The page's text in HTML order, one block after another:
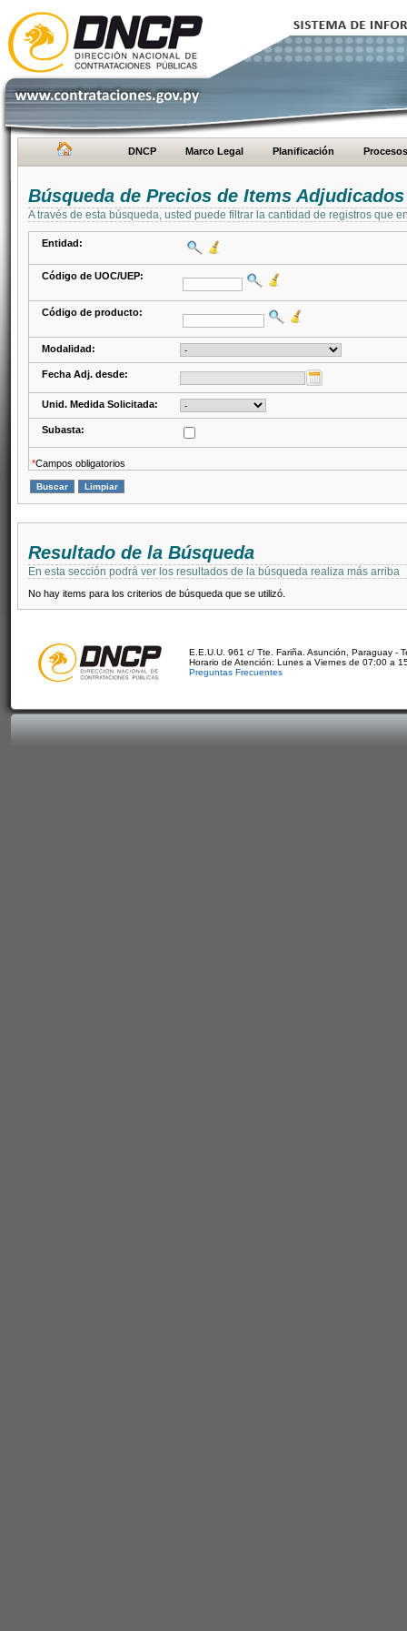
DNCP Marco Legal Planificación Procesos
Búsqueda de Precios de Items Adjudicados
A través de esta búsqueda, usted puede filtrar la cantidad de registros que
Entidad:
Código de UOC/UEP:
Código de producto:
Modalidad:
Fecha Adj. desde:
Unid. Medida Solicitada:
Subasta:
*Campos obligatorios
Resultado de la Búsqueda
En esta sección podrá ver los resultados de la búsqueda realiza más arriba
No hay items para los criterios de búsqueda que se utilizó.
E.E.U.U. 961 c/ Tte. Fariña. Asunción, Paraguay -
Horario de Atención: Lunes a Viernes de 07:00 a
Preguntas Frecuentes